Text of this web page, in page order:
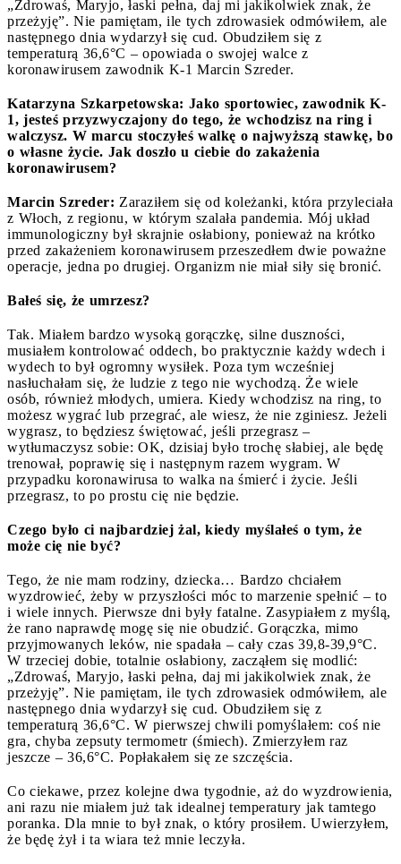
„Zdrowaś, Maryjo, łaski pełna, daj mi jakikolwiek znak, że
przeżyję”. Nie pamiętam, ile tych zdrowasiek odmówiłem, ale
następnego dnia wydarzył się cud. Obudziłem się z
temperaturą 36,6°C – opowiada o swojej walce z
koronawirusem zawodnik K-1 Marcin Szreder.
Katarzyna Szkarpetowska: Jako sportowiec, zawodnik K-
1, jesteś przyzwyczajony do tego, że wchodzisz na ring i
walczysz. W marcu stoczyłeś walkę o najwyższą stawkę, bo
o własne życie. Jak doszło u ciebie do zakażenia
koronawirusem?
Marcin Szreder: Zaraziłem się od koleżanki, która przyleciała
z Włoch, z regionu, w którym szalała pandemia. Mój układ
immunologiczny był skrajnie osłabiony, ponieważ na krótko
przed zakażeniem koronawirusem przeszedłem dwie poważne
operacje, jedna po drugiej. Organizm nie miał siły się bronić.
Bałeś się, że umrzesz?
Tak. Miałem bardzo wysoką gorączkę, silne duszności,
musiałem kontrolować oddech, bo praktycznie każdy wdech i
wydech to był ogromny wysiłek. Poza tym wcześniej
nasłuchałam się, że ludzie z tego nie wychodzą. Że wiele
osób, również młodych, umiera. Kiedy wchodzisz na ring, to
możesz wygrać lub przegrać, ale wiesz, że nie zginiesz. Jeżeli
wygrasz, to będziesz świętować, jeśli przegrasz –
wytłumaczysz sobie: OK, dzisiaj było trochę słabiej, ale będę
trenował, poprawię się i następnym razem wygram. W
przypadku koronawirusa to walka na śmierć i życie. Jeśli
przegrasz, to po prostu cię nie będzie.
Czego było ci najbardziej żal, kiedy myślałeś o tym, że
może cię nie być?
Tego, że nie mam rodziny, dziecka… Bardzo chciałem
wyzdrowieć, żeby w przyszłości móc to marzenie spełnić – to
i wiele innych. Pierwsze dni były fatalne. Zasypiałem z myślą,
że rano naprawdę mogę się nie obudzić. Gorączka, mimo
przyjmowanych leków, nie spadała – cały czas 39,8-39,9°C.
W trzeciej dobie, totalnie osłabiony, zacząłem się modlić:
„Zdrowaś, Maryjo, łaski pełna, daj mi jakikolwiek znak, że
przeżyję”. Nie pamiętam, ile tych zdrowasiek odmówiłem, ale
następnego dnia wydarzył się cud. Obudziłem się z
temperaturą 36,6°C. W pierwszej chwili pomyślałem: coś nie
gra, chyba zepsuty termometr (śmiech). Zmierzyłem raz
jeszcze – 36,6°C. Popłakałem się ze szczęścia.
Co ciekawe, przez kolejne dwa tygodnie, aż do wyzdrowienia,
ani razu nie miałem już tak idealnej temperatury jak tamtego
poranka. Dla mnie to był znak, o który prosiłem. Uwierzyłem,
że będę żył i ta wiara też mnie leczyła.